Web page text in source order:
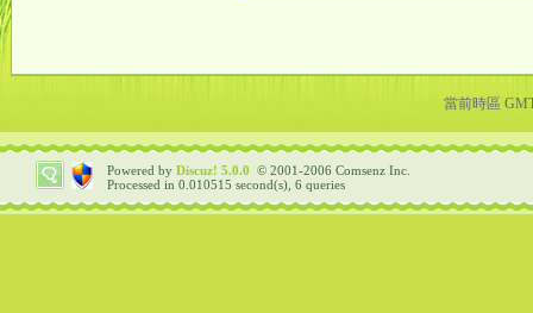
當前時區
Powered by Discuz! 5.0.0 © 2001-2006 Comsenz Inc.
Processed in 0.010515 second(s), 6 queries